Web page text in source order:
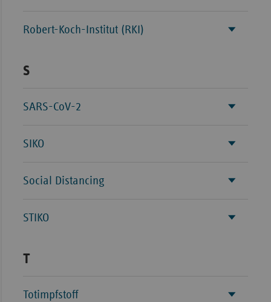
Robert-Koch-Institut (RKI)
S
SARS-CoV-2
SIKO
Social Distancing
STIKO
T
Totimpfstoff